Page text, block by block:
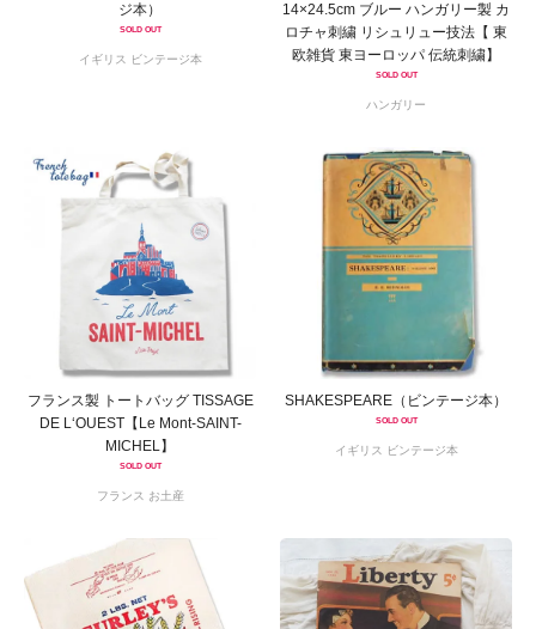
ジ本）
SOLD OUT
イギリス ビンテージ本
14×24.5cm ブルー ハンガリー製 カ
ロチャ刺繍 リシュリュー技法【 東
欧雑貨 東ヨーロッパ 伝統刺繍】
SOLD OUT
ハンガリー
フランス製 トートバッグ TISSAGE
DE L‘OUEST【Le Mont-SAINT-
MICHEL】
SOLD OUT
フランス お土産
SHAKESPEARE（ビンテージ本）
SOLD OUT
イギリス ビンテージ本